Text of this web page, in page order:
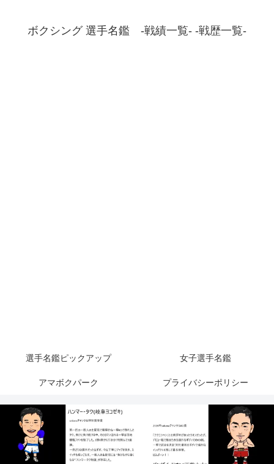
ボクシング 選手名鑑 -戦績一覧- -戦歴一覧-
選手名鑑ピックアップ 女子選手名鑑
アマボクパーク プライバシーポリシー